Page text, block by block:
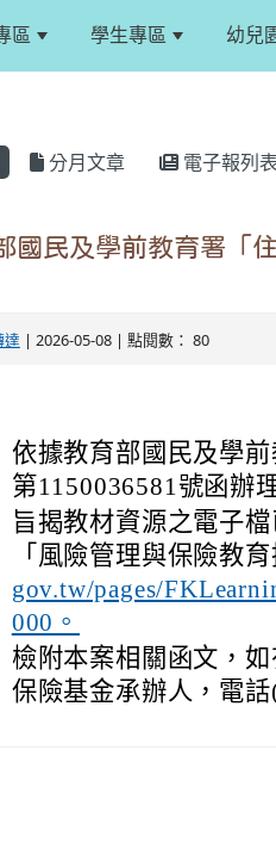
區 學生專區 幼兒
分月文章 電子報列表
國民及學前教育署「
達 | 2026-05-08 | 點閱數： 80
依據教育部國民及學
第1150036581號函辦
旨揭教材資源之電子
「風險管理與保險教
gov.tw/pages/
000。
檢附本案相關函文，
保險基金承辦人，電